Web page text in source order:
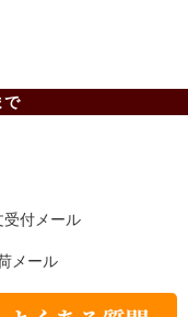
で
受付メール
メール